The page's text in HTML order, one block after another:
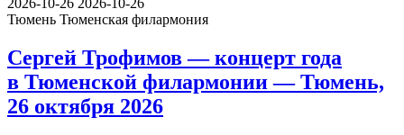
2026-10-26 2026-10-26
Тюмень Тюменская филармония
Сергей Трофимов — концерт года
в Тюменской филармонии — Тюмень,
26 октября 2026